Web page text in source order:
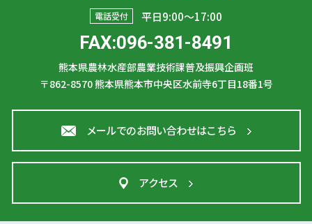
電話受付 平日9:00〜17:00
FAX:096-381-8491
熊本県農林水産部農業技術課普及振興企画班
〒862-8570熊本県熊本市中央区水前寺6丁目18番1号
メールでのお問い合わせはこちら
アクセス